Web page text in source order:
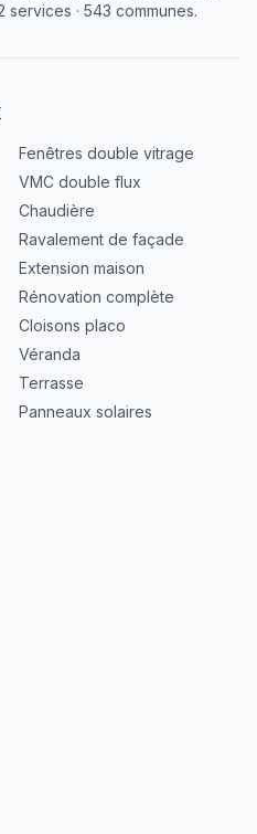
· 543 communes.
Fenêtres double vitrage
VMC double flux
Chaudière
Ravalement de façade
Extension maison
Rénovation complète
Cloisons placo
Véranda
Terrasse
Panneaux solaires